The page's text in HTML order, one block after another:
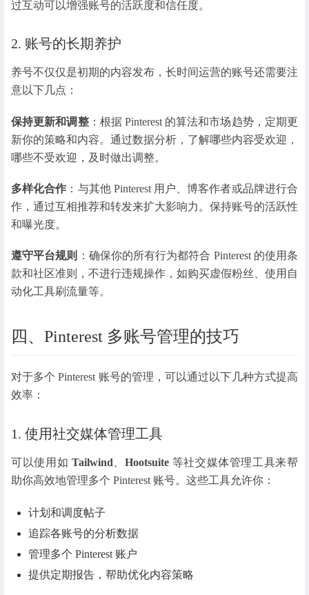
过互动可以增强账号的活跃度和信任度。
2. 账号的长期养护
养号不仅仅是初期的内容发布，长时间运营的账号还需要注
意以下几点：
保持更新和调整：根据 Pinterest 的算法和市场趋势，定期更
新你的策略和内容。通过数据分析，了解哪些内容受欢迎，
哪些不受欢迎，及时做出调整。
多样化合作 ：与其他 Pinterest 用户、博客作者或品牌进行合
作，通过互相推荐和转发来扩大影响力。保持账号的活跃性
和曝光度。
遵守平台规则
：确保你的所有行为都符合 Pinterest 的使用条
款和社区准则，不进行违规操作，如购买虚假粉丝、使用自
动化工具刷流量等。
四、Pinterest 多账号管理的技巧
对于多个 Pinterest 账号的管理，可以通过以下几种方式提高
效率：
1. 使用社交媒体管理工具
可以使用如 Tailwind 、Hootsuite 等社交媒体管理工具来帮
助你高效地管理多个 Pinterest 账号。这些工具允许你：
计划和调度帖子
追踪各账号的分析数据
管理多个 Pinterest 账户
提供定期报告，帮助优化内容策略